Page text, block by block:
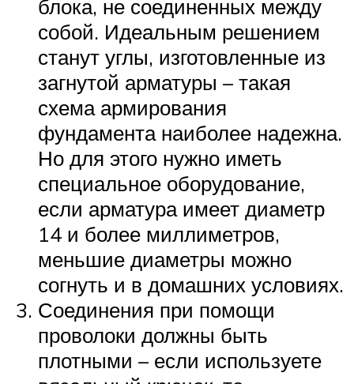
блока, не соединенных между
собой. Идеальным решением
станут углы, изготовленные из
загнутой арматуры – такая
схема армирования
фундамента наиболее надежна.
Но для этого нужно иметь
специальное оборудование,
если арматура имеет диаметр
14 и более миллиметров,
меньшие диаметры можно
согнуть и в домашних условиях.
Соединения при помощи
проволоки должны быть
плотными – если используете